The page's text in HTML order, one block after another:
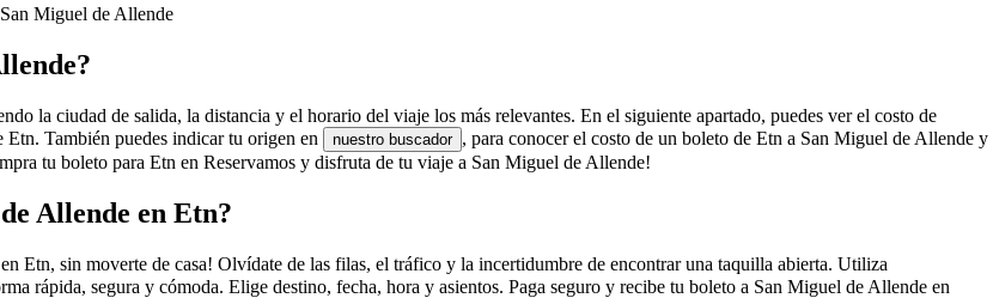
Miguel de Allende
la ciudad de salida, la distancia y el horario del viaje los más relevantes. En el siguiente apartado, puedes ver el costo de
También puedes indicar tu origen en
nuestro buscador , para conocer el costo de un boleto de Etn a San Miguel de Allende y
tu boleto para Etn en Reservamos y disfruta de tu viaje a San Miguel de Allende!
Allende en Etn?
Etn, sin moverte de casa! Olvídate de las filas, el tráfico y la incertidumbre de encontrar una taquilla abierta. Utiliza
rápida, segura y cómoda. Elige destino, fecha, hora y asientos. Paga seguro y recibe tu boleto a San Miguel de Allende en